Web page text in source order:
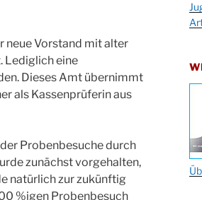
neue Vorstand mit alter
Lediglich eine
Dieses Amt übernimmt
als Kassenprüferin aus
Probenbesuche durch
zunächst vorgehalten,
natürlich zur zukünftig
%igen Probenbesuch